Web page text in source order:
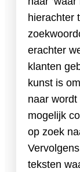
hierachter
erachter
klanten
kunst is
naar
mogelijk
op zoek
teksten